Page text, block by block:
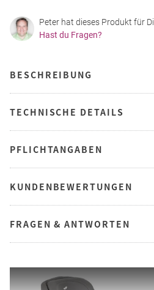
Peter hat dieses Produkt für
Hast du Fragen?
BESCHREIBUNG
TECHNISCHE DETAILS
PFLICHTANGABEN
KUNDENBEWERTUNGEN
FRAGEN & ANTWORTEN